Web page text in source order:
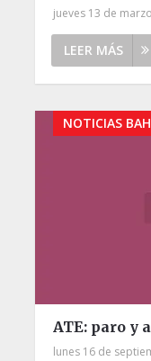
jueves 13 de
LEER MÁS
NOTICIAS
ATE: paro y
lunes 16 de